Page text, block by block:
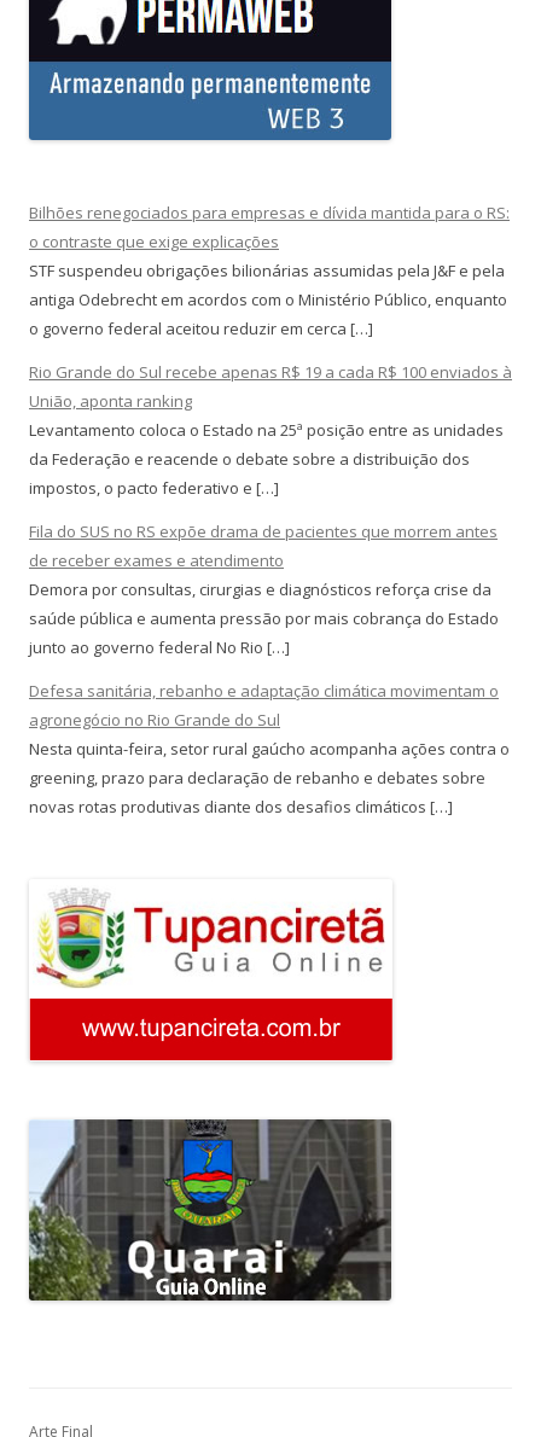
Bilhões renegociados para empresas e dívida mantida para o RS:
o contraste que exige explicações
STF suspendeu obrigações bilionárias assumidas pela J&F e pela
antiga Odebrecht em acordos com o Ministério Público, enquanto
o governo federal aceitou reduzir em cerca […]
Rio Grande do Sul recebe apenas R$ 19 a cada R$ 100 enviados à
União, aponta ranking
Levantamento coloca o Estado na 25ª posição entre as unidades
da Federação e reacende o debate sobre a distribuição dos
impostos, o pacto federativo e […]
Fila do SUS no RS expõe drama de pacientes que morrem antes
de receber exames e atendimento
Demora por consultas, cirurgias e diagnósticos reforça crise da
saúde pública e aumenta pressão por mais cobrança do Estado
junto ao governo federal No Rio […]
Defesa sanitária, rebanho e adaptação climática movimentam o
agronegócio no Rio Grande do Sul
Nesta quinta-feira, setor rural gaúcho acompanha ações contra o
greening, prazo para declaração de rebanho e debates sobre
novas rotas produtivas diante dos desafios climáticos […]
Arte Final